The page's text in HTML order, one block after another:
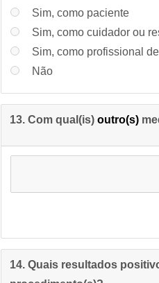
Sim, como paciente
Sim, como cuidador ou
Sim, como profissional
Não
13. Com qual(is)outro(s)
14. Quais resultados